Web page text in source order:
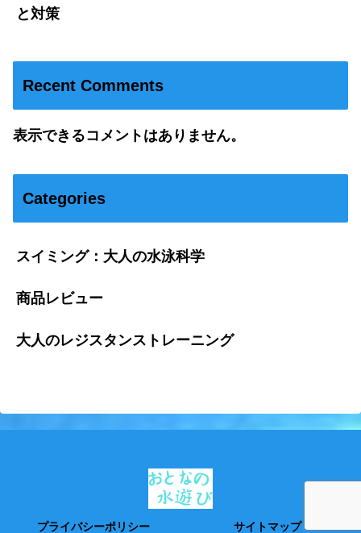
と対策
Recent Comments
表示できるコメントはありません。
Categories
スイミング：大人の水泳科学
商品レビュー
大人のレジスタンストレーニング
プライバシーポリシー サイトマップ